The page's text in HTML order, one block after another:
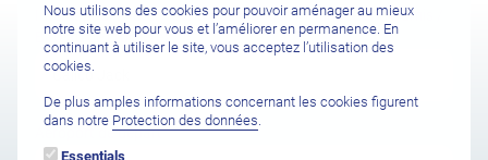
Intérêt pour (Hôtel / Centre de plongée / Plongée entre amis /
Bateau de croisière)
Aéroport de départ
Nous utilisons des cookies pour pouvoir aménager au mieux
notre site web pour vous et l’améliorer en permanence. En
continuant à utiliser le site, vous acceptez l’utilisation des
cookies.
De plus amples informations concernant les cookies figurent
dans notre Protection des données
Essentials